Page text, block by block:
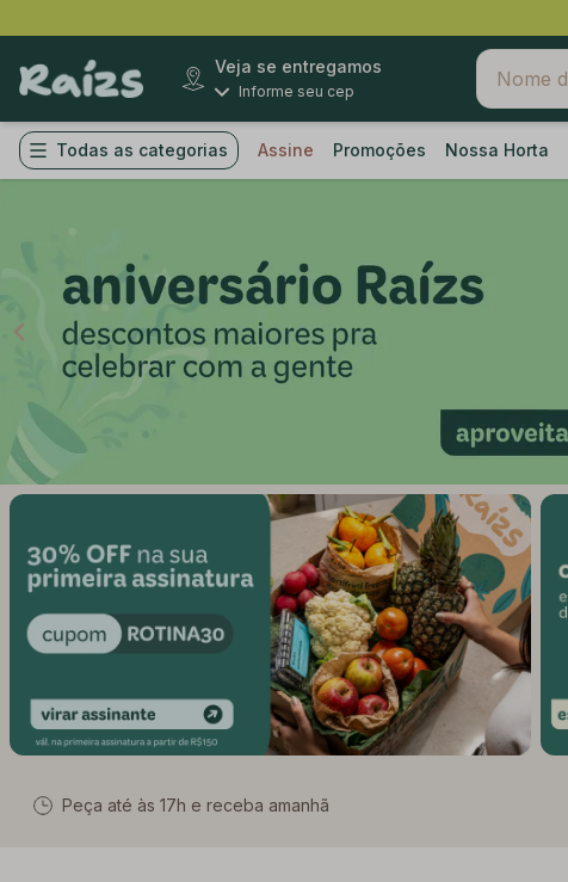
Veja se entregamos
Informe seu cep
Todas as categorias Assine Promoções Nossa Horta
Peça até às 17h e receba amanhã